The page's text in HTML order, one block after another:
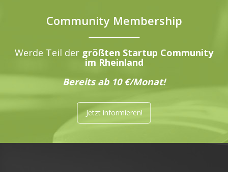
Community Membership
Werde Teil der größten Startup Community
im Rheinland
Bereits ab 10 €/Monat!
Jetzt informieren!